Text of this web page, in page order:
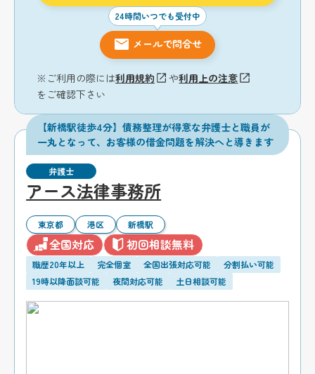
24時間いつでも受付中
メールで問合せ
※ご利用の際には利用規約 や利用上の注意
をご確認下さい
【新橋駅徒歩4分】債務整理が得意な弁護士と職員が
一丸となって、お客様の借金問題を解決へと導きます
弁護士
アース法律事務所
東京都 港区 新橋駅
全国対応 初回相談無料
職歴20年以上 完全個室 全国出張対応可能
分割払い可能
19時以降面談可能
夜間対応可能 土日相談可能